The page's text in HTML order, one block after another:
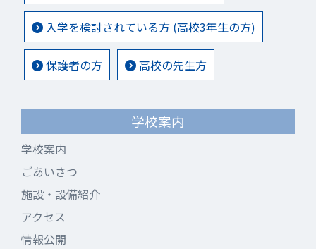
入学を検討されている方 (高校3年生の方)
保護者の方 高校の先生方
学校案内
学校案内
ごあいさつ
施設・設備紹介
アクセス
情報公開